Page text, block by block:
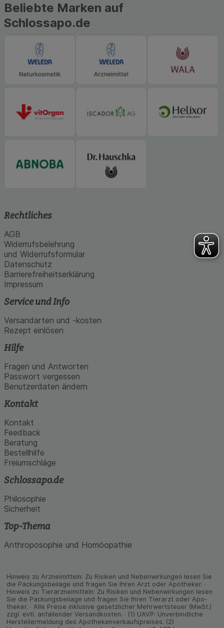
Beliebte Marken auf
Schlossapo.de
Rechtliches
AGB
Widerrufsbelehrung
und Widerrufsformular
Datenschutz
Barrierefreiheitserklärung
Impressum
Service und Info
Versandarten und -kosten
Rezept einlösen
Hilfe
Fragen und Antworten
Passwort vergessen
Benutzerdaten ändern
Kontakt
Kontakt
Feedback
Beratung
Bestellhilfe
Freiumschläge
Schlossapo.de
Philosophie
Sicherheit
Top-Thema
Anthroposophie und Homöopathie
Hinweis zu Arzneimitteln: Zu Risiken und Neben­wirkungen lesen Sie
die Packungs­beilage und fragen Sie Ihren Arzt oder Apo­theker. ·
Hinweis zu Tier­arz­nei­mitteln: Zu Risiken und Neben­wirkungen lesen
Sie die Packungs­beilage und fragen Sie Ihren Tier­arzt oder Apo­
theker. · Alle Preise inklusive gesetz­licher Mehrwertsteuer (MwSt.)
zzgl. evtl. anfallender Versand­kosten. · (1) UAVP: Unverbindliche
Herstellermeldung des Apothekenverkaufspreises. (2)